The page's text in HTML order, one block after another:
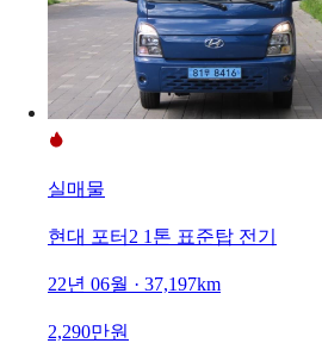
실매물
현대 포터2 1톤 표준탑 전기
22년 06월 · 37,197km
2,290만원